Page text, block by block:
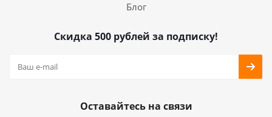
Блог
Скидка 500 рублей за подписку!
Оставайтесь на связи